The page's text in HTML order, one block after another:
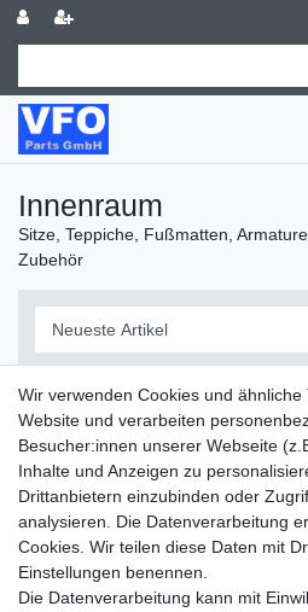
Innenraum
Sitze, Teppiche, Fußmatten,
Zubehör
Filter
Sitze, Teppiche, Fußmatten,
Wir verwenden Cookies und
Website und verarbeiten
Besucher:innen unserer Webseite
Inhalte und Anzeigen zu
Drittanbietern einzubinden oder
analysieren. Die Datenverarbeitung
Cookies. Wir teilen diese Daten mit
Einstellungen benennen.
Die Datenverarbeitung kann mit